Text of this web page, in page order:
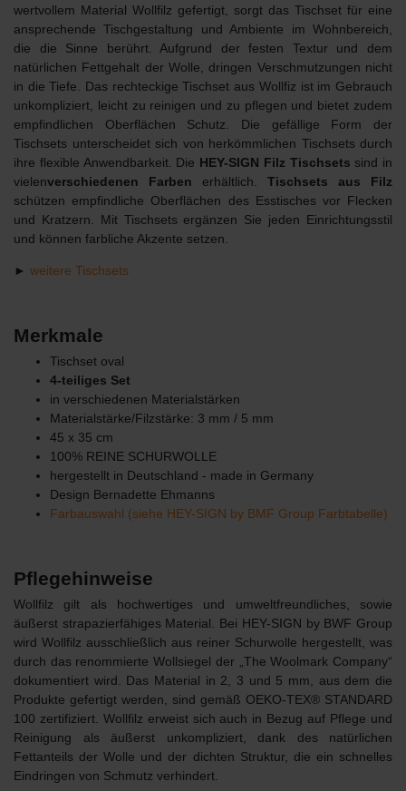
wertvollem Material Wollfilz gefertigt, sorgt das Tischset für eine
ansprechende Tischgestaltung und Ambiente im Wohnbereich,
die die Sinne berührt. Aufgrund der festen Textur und dem
natürlichen Fettgehalt der Wolle, dringen Verschmutzungen nicht
in die Tiefe. Das rechteckige Tischset aus Wollfiz ist im Gebrauch
unkompliziert, leicht zu reinigen und zu pflegen und bietet zudem
empfindlichen Oberflächen Schutz. Die gefällige Form der
Tischsets unterscheidet sich von herkömmlichen Tischsets durch
ihre flexible Anwendbarkeit. Die HEY-SIGN Filz Tischsets sind in
vielenverschiedenen Farben erhältlich. Tischsets aus Filz
schützen empfindliche Oberflächen des Esstisches vor Flecken
und Kratzern. Mit Tischsets ergänzen Sie jeden Einrichtungsstil
und können farbliche Akzente setzen.
► weitere Tischsets
Merkmale
Tischset oval
4-teiliges Set
in verschiedenen Materialstärken
Materialstärke/Filzstärke: 3 mm / 5 mm
45 x 35 cm
100% REINE SCHURWOLLE
hergestellt in Deutschland - made in Germany
Design Bernadette Ehmanns
Farbauswahl (siehe HEY-SIGN by BMF Group Farbtabelle)
Pflegehinweise
Wollfilz gilt als hochwertiges und umweltfreundliches, sowie
äußerst strapazierfähiges Material. Bei HEY-SIGN by BWF Group
wird Wollfilz ausschließlich aus reiner Schurwolle hergestellt, was
durch das renommierte Wollsiegel der „The Woolmark Company“
dokumentiert wird. Das Material in 2, 3 und 5 mm, aus dem die
Produkte gefertigt werden, sind gemäß OEKO-TEX® STANDARD
100 zertifiziert. Wollfilz erweist sich auch in Bezug auf Pflege und
Reinigung als äußerst unkompliziert, dank des natürlichen
Fettanteils der Wolle und der dichten Struktur, die ein schnelles
Eindringen von Schmutz verhindert.